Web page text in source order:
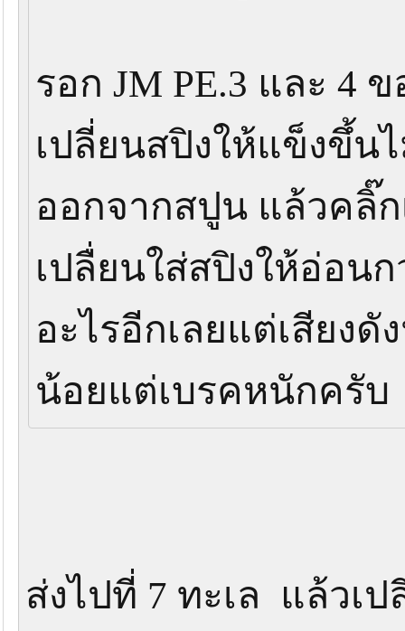
ห้าตัวเองครับ กลัวว่าจะเจอเหตุการ์ณแบ
ของน้ามีปัญหาอะไรมั้ยครับ โดยรวมผม
รอก JM PE.3 และ 4
เปลี่ยนสปิงให้แข็งขึ้น
ออกจากสปูน แล้วคลิ๊
เปลื่ยนใส่สปิงให้อ่อน
อะไรอีกเลยแต่เสียงดั
น้อยแต่เบรคหนักครั
ส่งไปที่ 7 ทะเล แล้วเ